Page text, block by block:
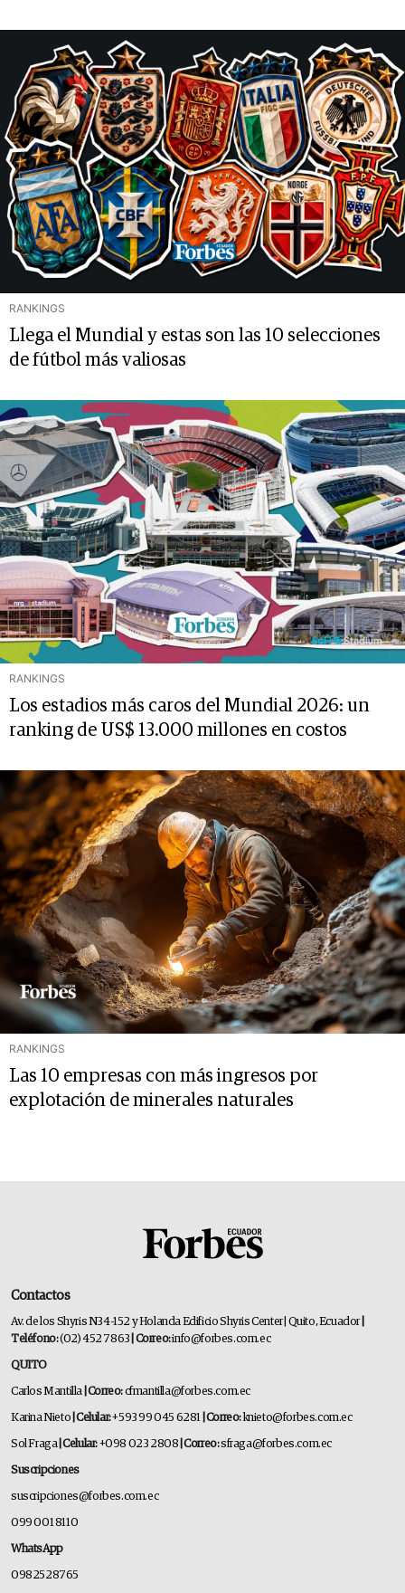
RANKINGS
Llega el Mundial y estas son las 10 selecciones
de fútbol más valiosas
RANKINGS
Los estadios más caros del Mundial 2026: un
ranking de US$ 13.000 millones en costos
RANKINGS
Las 10 empresas con más ingresos por
explotación de minerales naturales
Contactos
Av. de los Shyris N34-152 y Holanda Edificio Shyris Center | Quito, Ecuador
Teléfono:(02) 452 7863 | Correo:info@forbes.com.ec
QUITO
Carlos Mantilla | Correo:cfmantilla@forbes.com.ec
Karina Nieto | Celular:+593 99 045 6281 | Correo: knieto@forbes.com.ec
Sol Fraga | Celular:+098 023 2808 | Correo:sfraga@forbes.com.ec
Suscripciones
suscripciones@forbes.com.ec
099 001 8110
WhatsApp
0982528765